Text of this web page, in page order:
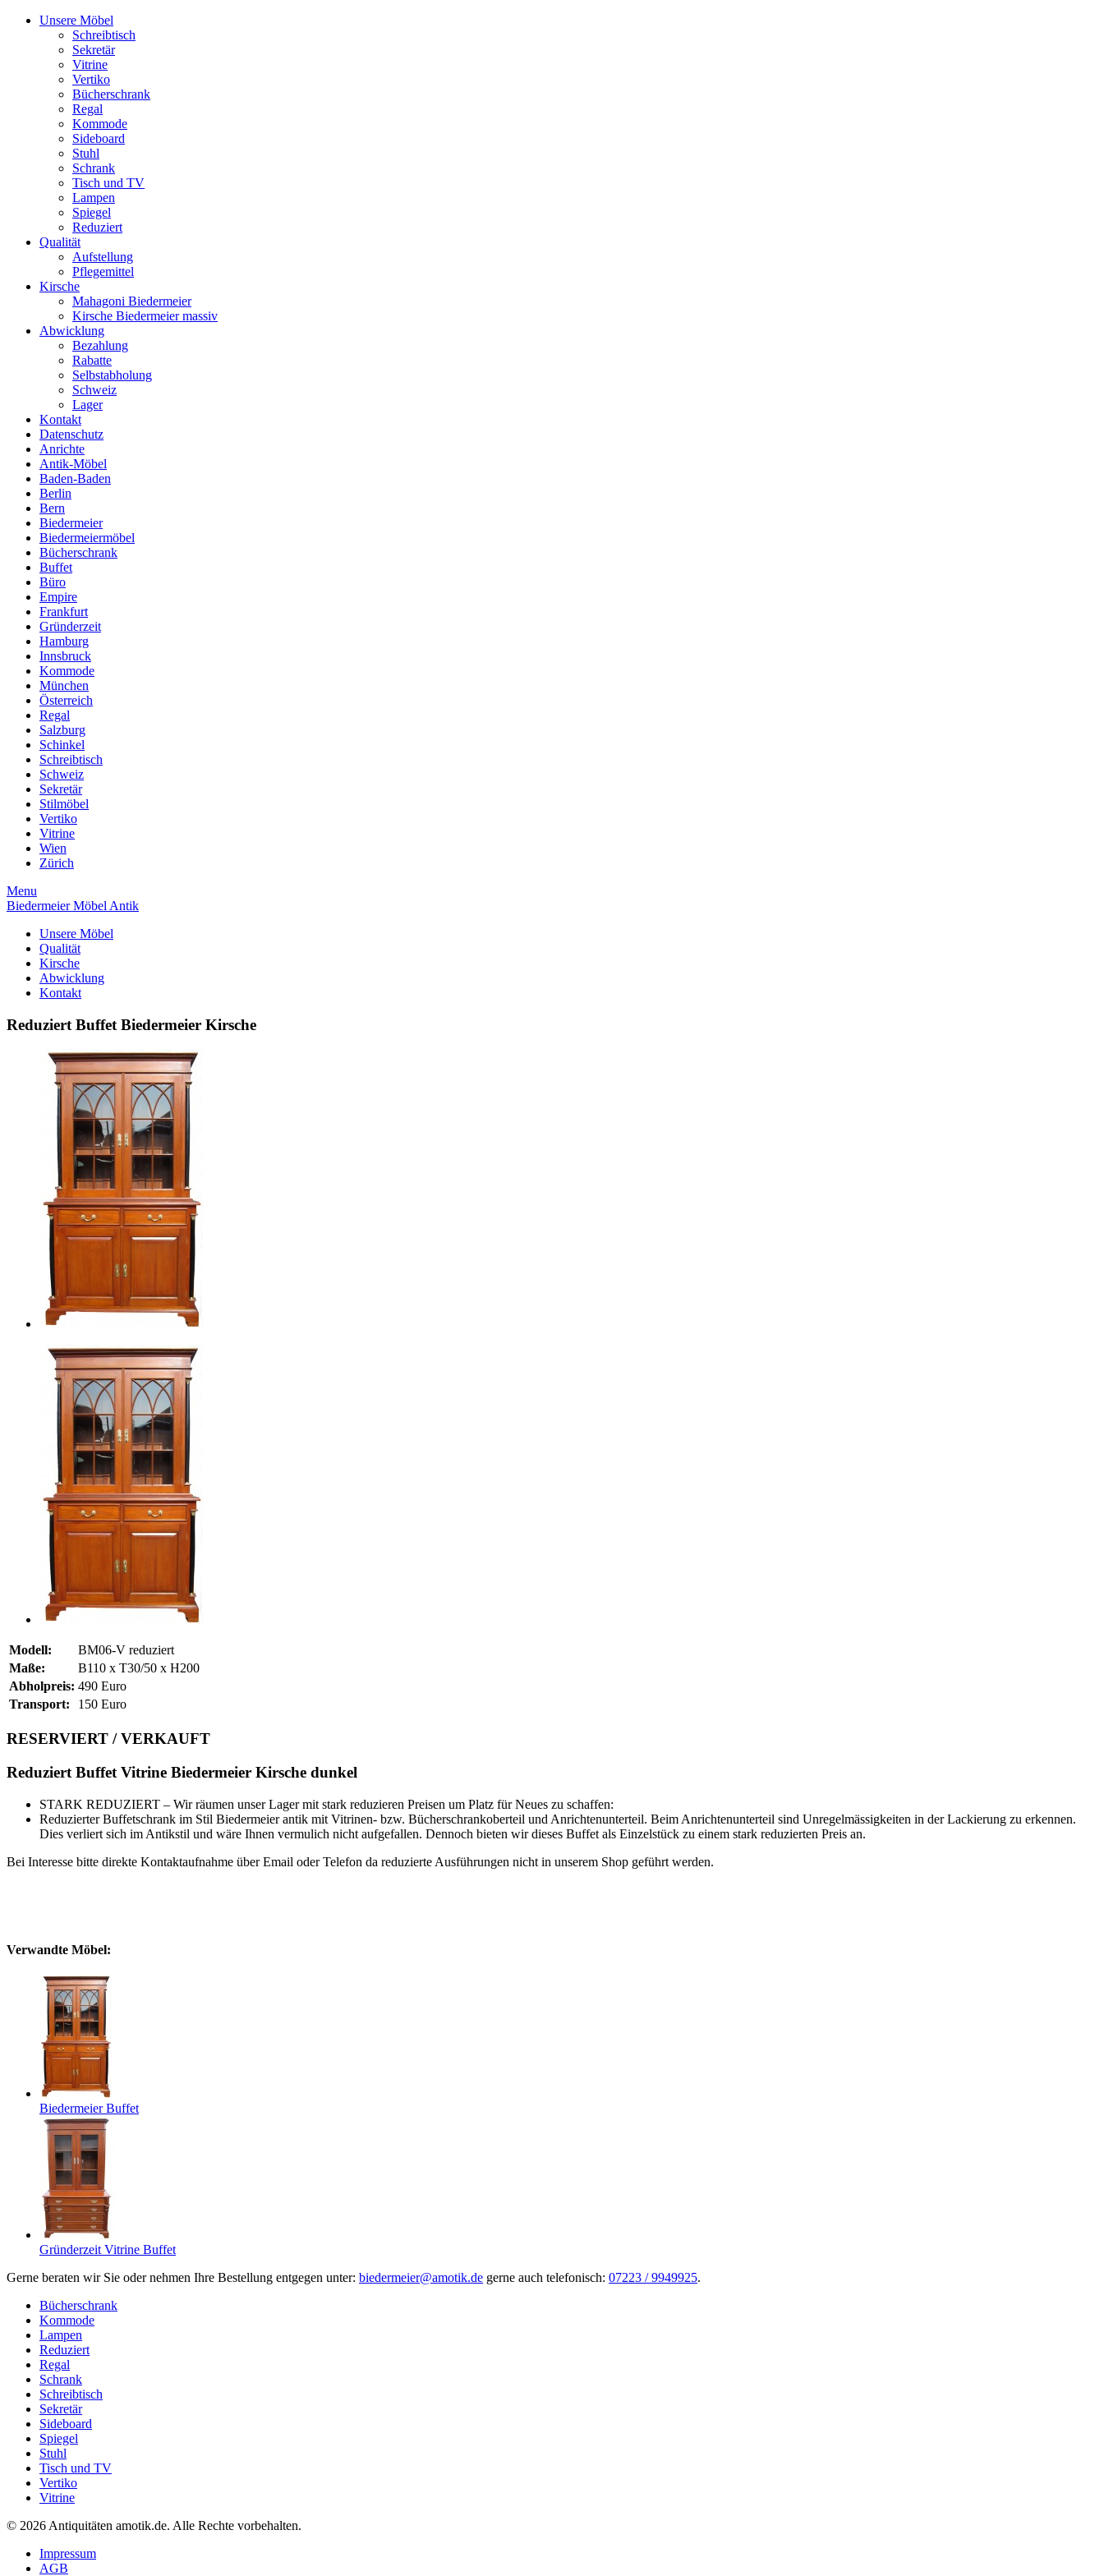
Unsere Möbel
Schreibtisch
Sekretär
Vitrine
Vertiko
Bücherschrank
Regal
Kommode
Sideboard
Stuhl
Schrank
Tisch und TV
Lampen
Spiegel
Reduziert
Qualität
Aufstellung
Pflegemittel
Kirsche
Mahagoni Biedermeier
Kirsche Biedermeier massiv
Abwicklung
Bezahlung
Rabatte
Selbstabholung
Schweiz
Lager
Kontakt
Datenschutz
Anrichte
Antik-Möbel
Baden-Baden
Berlin
Bern
Biedermeier
Biedermeiermöbel
Bücherschrank
Buffet
Büro
Empire
Frankfurt
Gründerzeit
Hamburg
Innsbruck
Kommode
München
Österreich
Regal
Salzburg
Schinkel
Schreibtisch
Schweiz
Sekretär
Stilmöbel
Vertiko
Vitrine
Wien
Zürich
Menu
Biedermeier Möbel Antik
Unsere Möbel
Qualität
Kirsche
Abwicklung
Kontakt
Reduziert Buffet Biedermeier Kirsche
Modell:
BM06-V reduziert
Maße:
B110 x T30/50 x H200
Abholpreis: 490 Euro
Transport:
150 Euro
RESERVIERT / VERKAUFT
Reduziert Buffet Vitrine Biedermeier Kirsche dunkel
STARK REDUZIERT – Wir räumen unser Lager mit stark reduzieren Preisen um Platz für Neues zu schaffen:
Reduzierter Buffetschrank im Stil Biedermeier antik mit Vitrinen- bzw. Bücherschrankoberteil und Anrichtenunterteil. Beim Anrichtenunterteil sind Unregelmässigkeiten in der Lackierung zu erkennen.
Dies verliert sich im Antikstil und wäre Ihnen vermulich nicht aufgefallen. Dennoch bieten wir dieses Buffet als Einzelstück zu einem stark reduzierten Preis an.
Bei Interesse bitte direkte Kontaktaufnahme über Email oder Telefon da reduzierte Ausführungen nicht in unserem Shop geführt werden.
Verwandte Möbel:
Biedermeier Buffet
Gründerzeit Vitrine Buffet
Gerne beraten wir Sie oder nehmen Ihre Bestellung entgegen unter: biedermeier@amotik.de gerne auch telefonisch: 07223 / 9949925.
Bücherschrank
Kommode
Lampen
Reduziert
Regal
Schrank
Schreibtisch
Sekretär
Sideboard
Spiegel
Stuhl
Tisch und TV
Vertiko
Vitrine
© 2026 Antiquitäten amotik.de. Alle Rechte vorbehalten.
Impressum
AGB